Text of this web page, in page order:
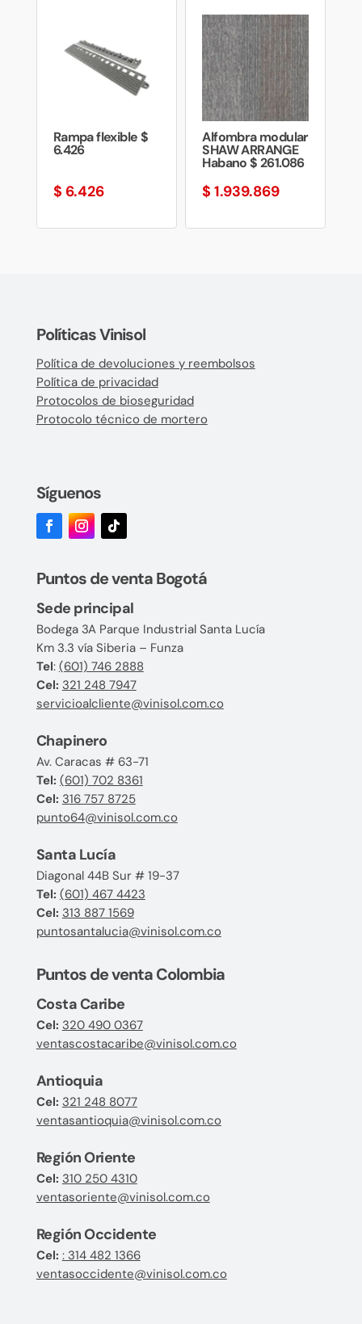
Rampa flexible $
6.426
$ 6.426
Alfombra modular
SHAW ARRANGE
Habano $ 261.086
$ 1.939.869
Políticas Vinisol
Política de devoluciones y reembolsos
Política de privacidad
Protocolos de bioseguridad
Protocolo técnico de mortero
Síguenos
Puntos de venta Bogotá
Sede principal
Bodega 3A Parque Industrial Santa Lucía
Km 3.3 vía Siberia – Funza
Tel: (601) 746 2888
Cel: 321 248 7947
servicioalcliente@vinisol.com.co
Chapinero
Av. Caracas # 63-71
Tel: (601) 702 8361
Cel: 316 757 8725
punto64@vinisol.com.co
Santa Lucía
Diagonal 44B Sur # 19-37
Tel: (601) 467 4423
Cel: 313 887 1569
puntosantalucia@vinisol.com.co
Puntos de venta Colombia
Costa Caribe
Cel: 320 490 0367
ventascostacaribe@vinisol.com.co
Antioquia
Cel: 321 248 8077
ventasantioquia@vinisol.com.co
Región Oriente
Cel: 310 250 4310
ventasoriente@vinisol.com.co
Región Occidente
Cel: : 314 482 1366
ventasoccidente@vinisol.com.co